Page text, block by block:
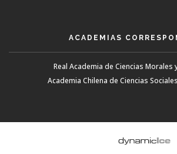
ACADEMIAS
Real Academia de Ciencias Morales
Academia Chilena de Ciencias